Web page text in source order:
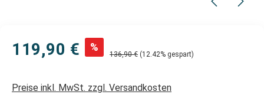
119,90 € %
136,90 € (12.42% gespart)
Preise inkl. MwSt. zzgl. Versandkosten